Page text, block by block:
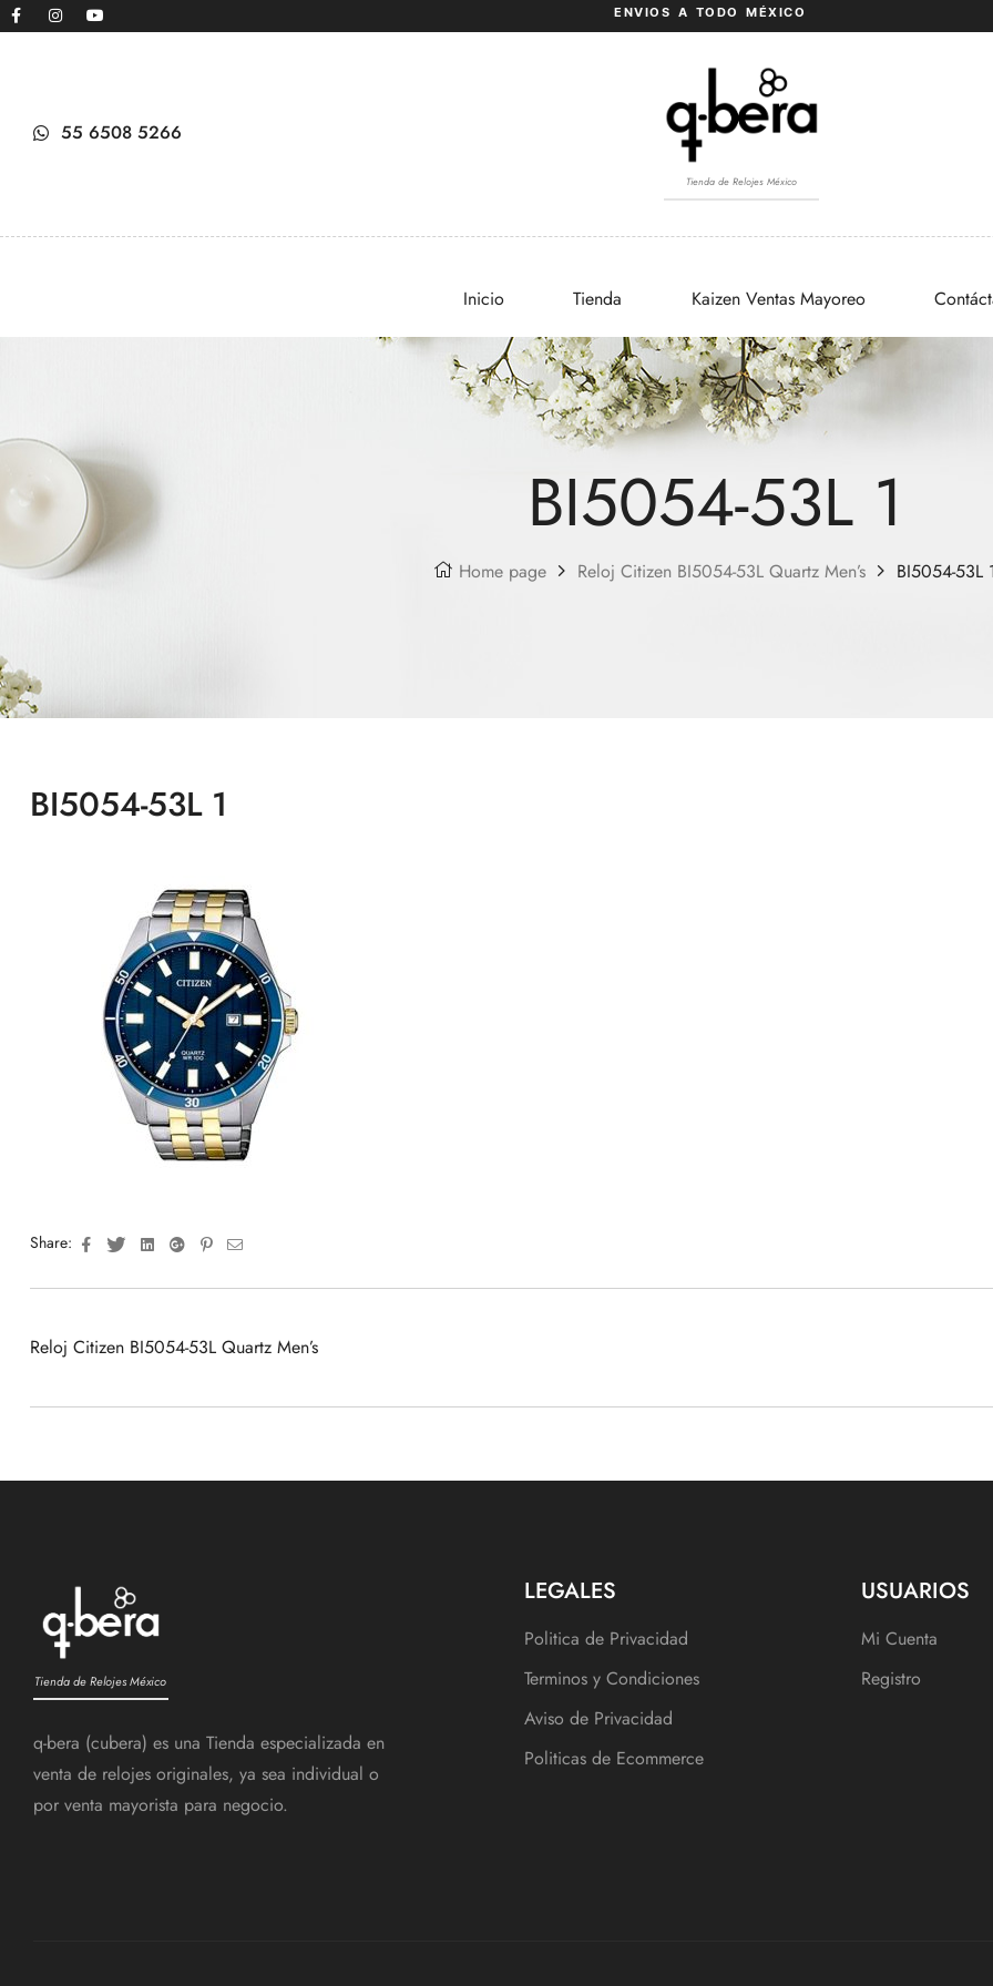
ENVIOS A TODO MÉXICO
55 6508 5266
Tienda de Relojes México
Inicio Tienda Kaizen Ventas Mayoreo
BI5054-53L 1
Home page Reloj Citizen BI5054-53L Quartz Men’s BI5054-53L
BI5054-53L 1
Share: FacebookTwitterLinkedinGoogle+Pinterest
Email
Reloj Citizen BI5054-53L Quartz Men’s
Tienda de Relojes México
q-bera (cubera) es una Tienda especializada en
venta de relojes originales, ya sea individual o
por venta mayorista para negocio.
LEGALES
Politica de Privacidad
Terminos y Condiciones
Aviso de Privacidad
Politicas de Ecommerce
USUARIOS
Mi Cuenta
Registro